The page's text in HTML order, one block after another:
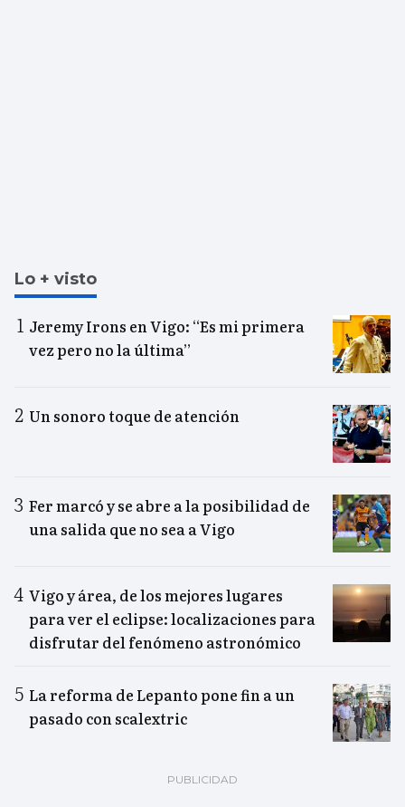
Lo + visto
Jeremy Irons en Vigo: “Es mi primera
vez pero no la última”
Un sonoro toque de atención
Fer marcó y se abre a la posibilidad de
una salida que no sea a Vigo
Vigo y área, de los mejores lugares
para ver el eclipse: localizaciones para
disfrutar del fenómeno astronómico
La reforma de Lepanto pone fin a un
pasado con scalextric